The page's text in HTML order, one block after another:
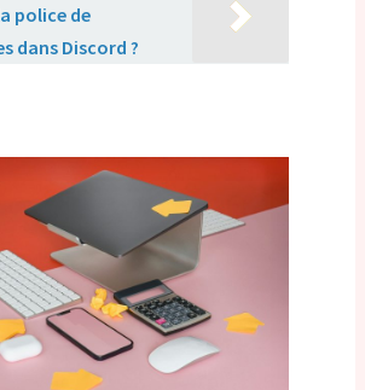
police de
dans Discord ?